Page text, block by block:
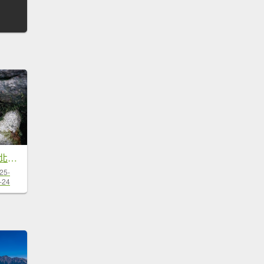
桃園復興區 處暑‧北插天山岩戶線
24